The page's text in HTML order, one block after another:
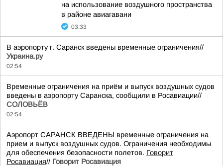
на использование воздушного пространства
в районе авиагавани
03:33
В аэропорту г. Саранск введены временные ограничения//
Украина.ру
02:54
Временные ограничения на приём и выпуск воздушных судов
введены в аэропорту Саранска, сообщили в Росавиации//
СОЛОВЬЁВ
02:54
Аэропорт САРАНСК ВВЕДЕНЫ временные ограничения на
прием и выпуск воздушных судов. Ограничения необходимы
для обеспечения безопасности полетов. Говорит
Росавиация// Говорит Росавиация